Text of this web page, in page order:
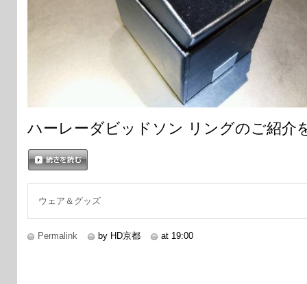
ハーレーダビッドソン リングのご紹介
ウェア＆グッズ
Permalink by HD京都 at 19:00